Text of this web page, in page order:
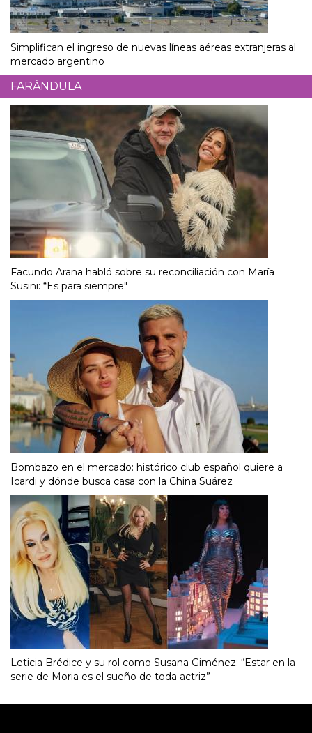
Simplifican el ingreso de nuevas líneas aéreas extranjeras al
mercado argentino
FARÁNDULA
Facundo Arana habló sobre su reconciliación con María
Susini: “Es para siempre"
Bombazo en el mercado: histórico club español quiere a
Icardi y dónde busca casa con la China Suárez
Leticia Brédice y su rol como Susana Giménez: “Estar en la
serie de Moria es el sueño de toda actriz”